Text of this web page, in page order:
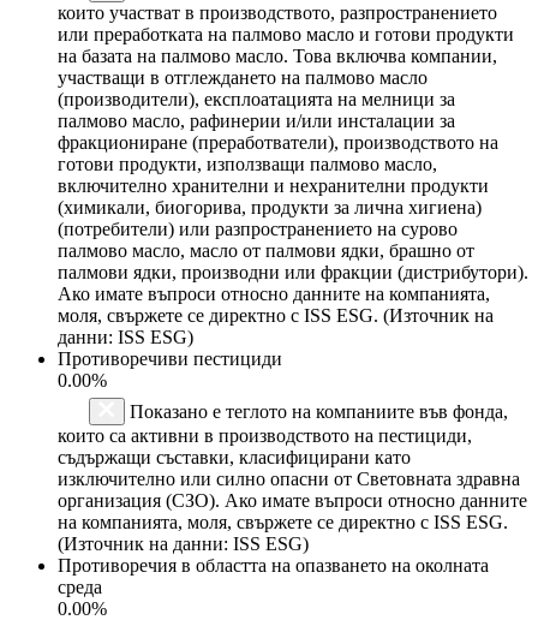
които участват в производството, разпространението
или преработката на палмово масло и готови продукти
на базата на палмово масло. Това включва компании,
участващи в отглеждането на палмово масло
(производители), експлоатацията на мелници за
палмово масло, рафинерии и/или инсталации за
фракциониране (преработватели), производството на
готови продукти, използващи палмово масло,
включително хранителни и нехранителни продукти
(химикали, биогорива, продукти за лична хигиена)
(потребители) или разпространението на сурово
палмово масло, масло от палмови ядки, брашно от
палмови ядки, производни или фракции (дистрибутори).
Ако имате въпроси относно данните на компанията,
моля, свържете се директно с ISS ESG. (Източник на
данни: ISS ESG)
Противоречиви пестициди
0.00%
Показано е теглото на компаниите във фонда,
които са активни в производството на пестициди,
съдържащи съставки, класифицирани като
изключително или силно опасни от Световната здравна
организация (СЗО). Ако имате въпроси относно данните
на компанията, моля, свържете се директно с ISS ESG.
(Източник на данни: ISS ESG)
Противоречия в областта на опазването на околната
среда
0.00%